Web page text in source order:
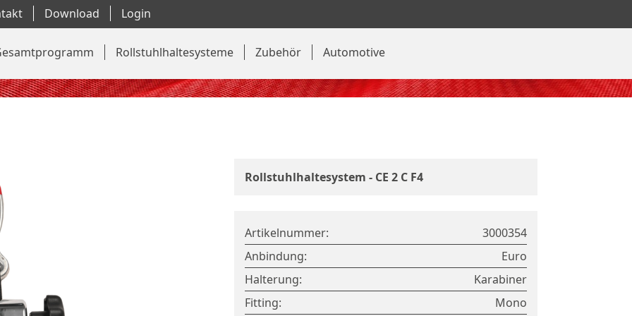
Download
Login
Rollstuhlhaltesysteme Zubehör Automotive
Rollstuhlhaltesystem - CE 2 C F4
Artikelnummer:
3000354
Anbindung:
Euro
Halterung:
Karabiner
Fitting:
Mono